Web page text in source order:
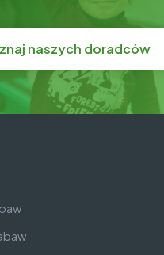
naszych doradców